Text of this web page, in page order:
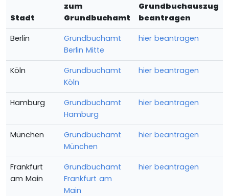
Stadt
zum
Grundbuchamt
Grundbuchauszug
beantragen
Berlin
Grundbuchamt
Berlin Mitte
hier beantragen
Köln
Grundbuchamt
Köln
hier beantragen
Hamburg
Grundbuchamt
Hamburg
hier beantragen
München
Grundbuchamt
München
hier beantragen
Frankfurt
am Main
Grundbuchamt
Frankfurt am
Main
hier beantragen